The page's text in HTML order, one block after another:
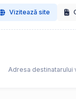
Vizitează site
Adresa destinatarului